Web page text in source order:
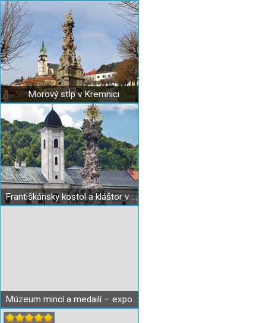
Morový stĺp v Kremnici
Františkánsky kostol a kláštor v Kremnici
Múzeum mincí a medailí – expozícia Meštiansky dom